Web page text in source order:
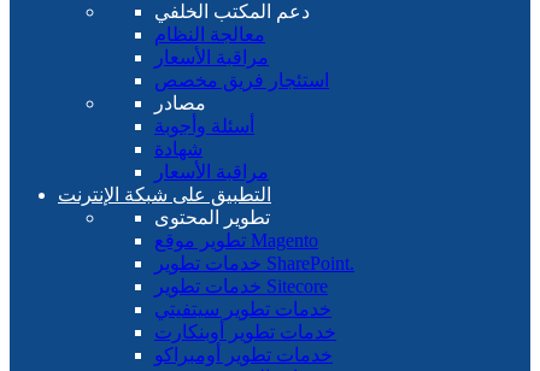
دعم المكتب الخلفي
معالجة النظام
مراقبة الأسعار
استئجار فريق مخصص
مصادر
أسئلة وأجوبة
شهادة
مراقبة الأسعار
التطبيق على شبكة الإنترنت
تطوير المحتوى
تطوير موقع Magento
خدمات تطوير SharePoint.
خدمات تطوير Sitecore
خدمات تطوير سيتفيتي
خدمات تطوير أوبنكارت
خدمات تطوير أومبراكو